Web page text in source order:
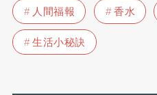
人間福報 香水
生活小秘訣